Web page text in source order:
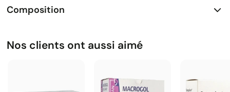
Composition
Nos clients ont aussi aimé